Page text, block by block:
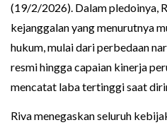
(19/2/2026). Dalam pledoinya,
kejanggalan yang menurutnya
hukum, mulai dari perbedaan
resmi hingga capaian kinerja
mencatat laba tertinggi saat
Riva menegaskan seluruh